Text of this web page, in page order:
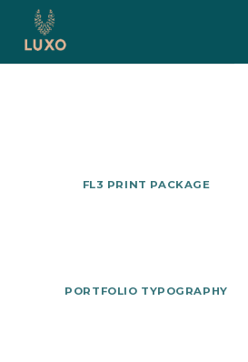
FL3 PRINT PACKAGE
PORTFOLIO TYPOGRAPHY